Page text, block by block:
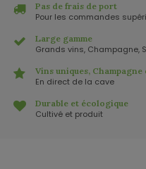
Pas de frais de port
Pour les commandes
Large gamme
Grands vins, Champagne,
Vins uniques, Champagne
En direct de la cave
Durable et écologique
Cultivé et produit